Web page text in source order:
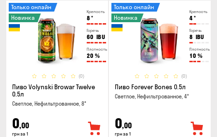
Крепость
8 °
Горечь
60 IBU
Плотность
20 %
(0)
Только онлайн
Новинка
Пиво Volynski Browar Twelve
0.5л
Светлое, Нефильтрованное, 8°
0,00
грн за 1
Крепость
4°
Горечь
8 IBU
Плотность
10 %
(0)
Только онлайн
Новинка
Пиво Forever Bones 0.5л
Светлое, Нефильтрованное, 4°
0,00
грн за 1